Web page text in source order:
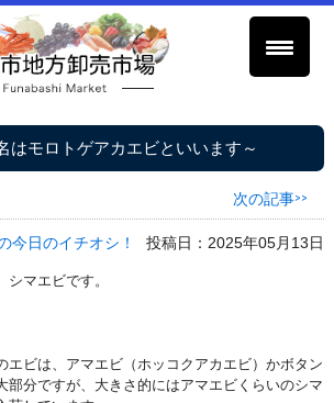
モロトゲアカエビといいます～
次の記事>>
今日のイチオシ！ 投稿日：2025年05月13日
マエビです。
エビは、アマエビ（ホッコクアカエビ）かボタン
部分ですが、大きさ的にはアマエビくらいのシマ